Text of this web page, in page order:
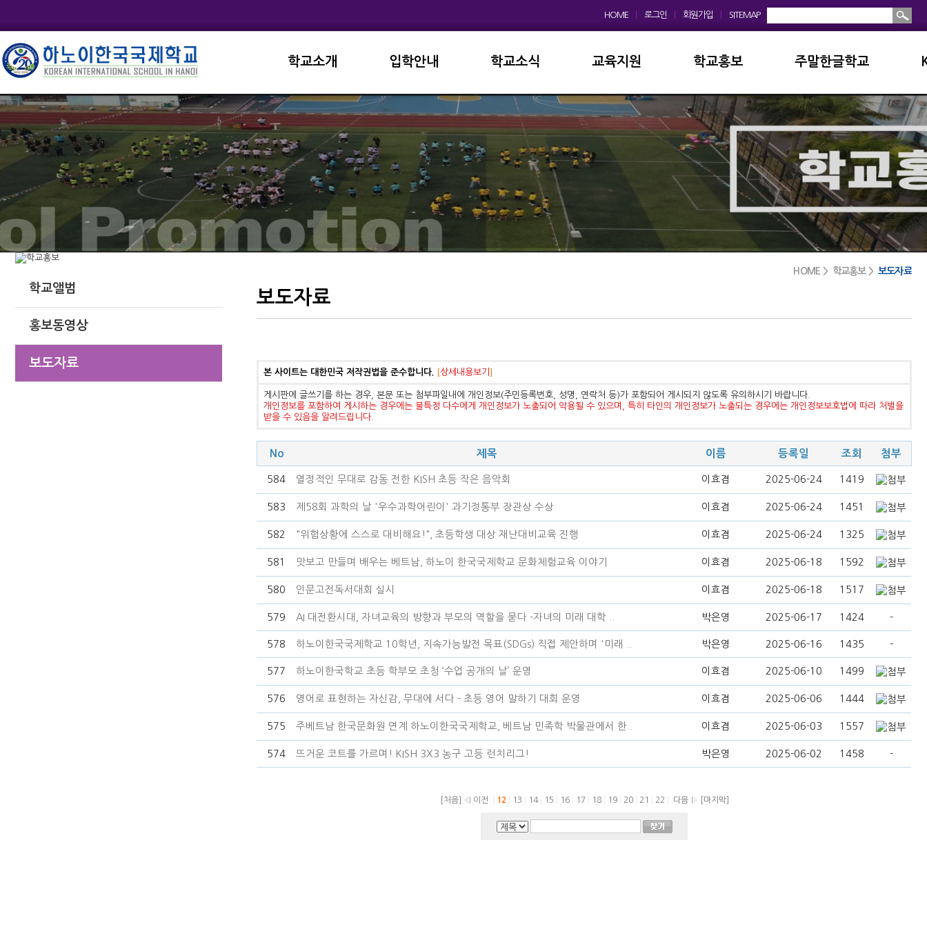
HOME 로그인 회원가입 SITEMAP
학교소개
교직원인사
학교상징
학교연혁
학교교육목표
학교현황
입학안내
중고등학교
학교소식
공지사항
학사일정
교육과정
가정통신문
방과후학교
외국어자료실
교육지원
이사회
학교운영위원회
학부모회
학교발전기금
학교홍보
학교앨범
홍보동영상
보도자료
디지털선도학교
주말한글학교
소개및현황
공지사항
입학안내
학교앨범
서식자료실
학교앨범
홍보동영상
보도자료
HOME > 학교홍보 > 보도자료
보도자료
본 사이트는 대한민국 저작권법을 준수합니다. [상세내용보기 ]
게시판에 글쓰기를 하는 경우, 본문 또는 첨부파일내에 개인정보(주민등록번호, 성명, 연락처 등)가 포함되어 게시되지 않도록 유의하시기 바랍니다.
개인정보를 포함하여 게시하는 경우에는 불특정 다수에게 개인정보가 노출되어 악용될 수 있으며, 특히 타인의 개인정보가 노출되는 경우에는 개인정보보호법에 따라 처벌을
받을 수 있음을 알려드립니다.
No 제목 이름 등록일 조회 첨부
584 열정적인 무대로 감동 전한 KISH 초등 작은 음악회 이효겸 2025-06-24 1419
583 제58회 과학의 날 '우수과학어린이' 과기정통부 장관상 수상 이효겸 2025-06-24 1451
582 "위험상황에 스스로 대비해요!", 초등학생 대상 재난대비교육 진행 이효겸 2025-06-24 1325
581 맛보고 만들며 배우는 베트남, 하노이 한국국제학교 문화체험교육 이야기 이효겸 2025-06-18 1592
580 인문고전독서대회 실시 이효겸 2025-06-18 1517
579 AI 대전환시대, 자녀교육의 방향과 부모의 역할을 묻다 -자녀의 미래 대학 .. 박은영 2025-06-17 1424 -
578 하노이한국국제학교 10학년, 지속가능발전 목표(SDGs) 직접 제안하며 '미래 .. 박은영 2025-06-16 1435 -
577 하노이한국학교 초등 학부모 초청 ‘수업 공개의 날’ 운영 이효겸 2025-06-10 1499
576 영어로 표현하는 자신감, 무대에 서다 - 초등 영어 말하기 대회 운영 이효겸 2025-06-06 1444
575 주베트남 한국문화원 연계 하노이한국국제학교, 베트남 민족학 박물관에서 한.. 이효겸 2025-06-03 1557
574 뜨거운 코트를 가르며! KISH 3X3 농구 고등 런치리그! 박은영 2025-06-02 1458 -
[처음] ◁ 이전 12 13 14 15 16 17 18 19 20 21 22 다음 ▷ [마지막]